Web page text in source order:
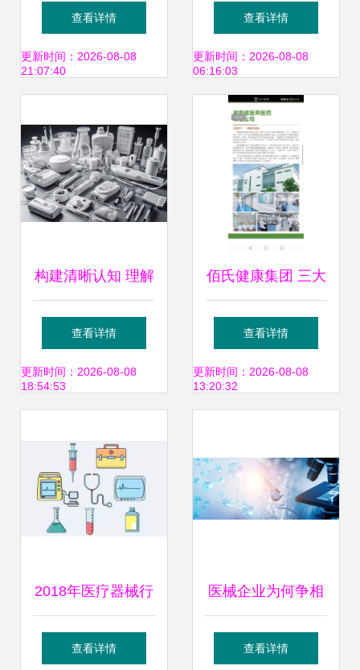
贮存配送服务管理
技术指南
查看详情
更新时间：2026-08-08
21:07:40
格评估体系详解
CMDCAS、TUV
SUD与国际标准
查看详情
更新时间：2026-08-08
06:16:03
构建清晰认知 理解
关键医疗器械
606200708的医用
查看详情
更新时间：2026-08-08
18:54:53
佰氏健康集团 三大
生产工厂+二类医
疗器械百项批文，
通信设备领域
查看详情
更新时间：2026-08-08
13:20:32
2018年医疗器械行
业十大发展趋势
查看详情
医械企业为何争相
引入医疗器械管理
查看详情